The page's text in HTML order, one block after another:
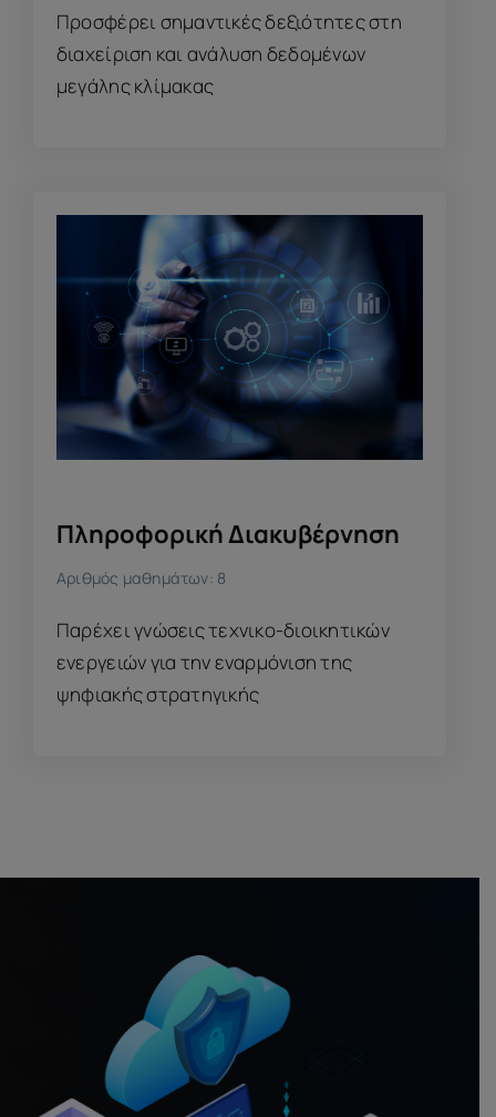
Προσφέρει σημαντικές δεξιότητες στη
διαχείριση και ανάλυση δεδομένων
μεγάλης κλίμακας
Πληροφορική Διακυβέρνηση
Αριθμός μαθημάτων: 8
Παρέχει γνώσεις τεχνικο-διοικητικών
ενεργειών για την εναρμόνιση της
ψηφιακής στρατηγικής